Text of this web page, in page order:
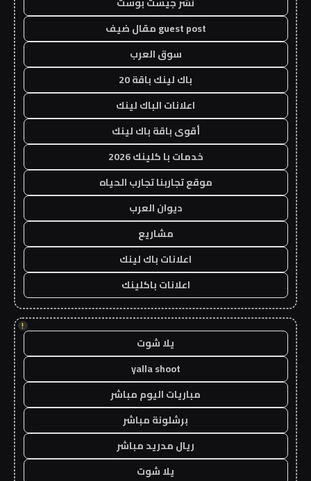
guest post مقال ضيف
سوق العرب
باك لينك باقة 20
اعلانات الباك لينك
أقوى باقة باك لينك
خدمات با كلينك 2026
موقع تجاربنا تجارب الحياه
ديوان العرب
مشاريع
اعلانات باك لينك
اعلانات باكلينك
!
يلا شوت
yalla shoot
مباريات اليوم مباشر
برشلونة مباشر
ريال مدريد مباشر
يلا شوت